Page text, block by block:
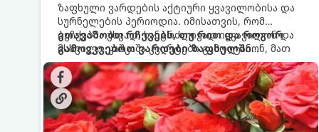
ზაფხული ვარდების აქტიური ყვავილობისა და
სურნელების პერიოდია. იმისათვის, რომ
ბუჩქებმა უხვად, ხანგრძლივად იყვავილონ და
მსხვილი, კაშკაშა კვირტები გამოიტანონ, მათ
რეგულარული და სწორი გამოკვება
სჭირდებათ. ზაფხულის პერიოდში მცენარის
მოთხოვნილებები იცვლება, ამიტომ
მნიშვნელოვანია ვიცოდეთ, რომელი სასუქები
გამოიყენება ამ დროს.
გთავაზობთ რჩევებს, თუ რით და როგორ
გამოვკვებოთ ვარდები ზაფხულში
საუკეთესო შედეგის მისაღწევად: